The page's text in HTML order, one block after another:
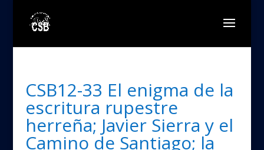
CSB12-33 El enigma de la
escritura rupestre
herreña; Javier Sierra y el
Camino de Santiago; la